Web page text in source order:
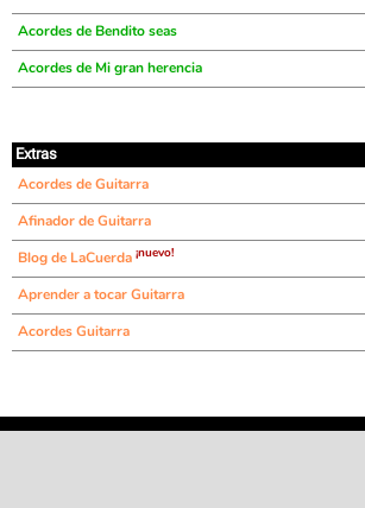
Acordes de Bendito seas
Acordes de Mi gran herencia
Extras
Acordes de Guitarra
Afinador de Guitarra
Blog de LaCuerda ¡nuevo!
Aprender a tocar Guitarra
Acordes Guitarra